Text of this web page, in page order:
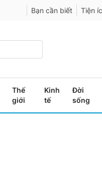
Bạn cần biết Tiện
Thế
giới
Kinh
tế
Đời
sống